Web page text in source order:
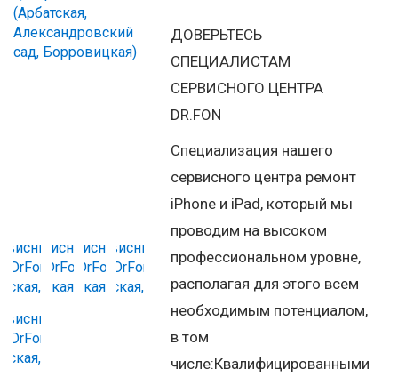
ДОВЕРЬТЕСЬ
СПЕЦИАЛИСТАМ
СЕРВИСНОГО ЦЕНТРА
DR.FON
Специализация нашего
сервисного центра ремонт
iPhone и iPad, который мы
проводим на высоком
профессиональном уровне,
располагая для этого всем
необходимым потенциалом,
в том
числе:Квалифицированными